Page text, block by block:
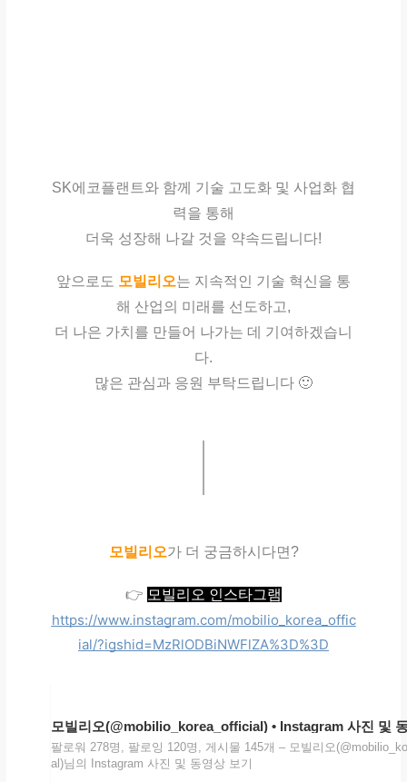
SK에코플랜트와 함께 기술 고도화 및 사업화 협
력을 통해
더욱 성장해 나갈 것을 약속드립니다!
앞으로도 모빌리오는 지속적인 기술 혁신을 통
해 산업의 미래를 선도하고,
더 나은 가치를 만들어 나가는 데 기여하겠습니
다.
많은 관심과 응원 부탁드립니다 🙂
모빌리오가 더 궁금하시다면?
👉 모빌리오 인스타그램
https://www.instagram.com/mobilio_korea_offic
ial/?igshid=MzRlODBiNWFlZA%3D%3D
모빌리오(@mobilio_korea_official) • Instagram 사진 및
팔로워 278명, 팔로잉 120명, 게시물 145개 – 모빌리오
al)님의 Instagram 사진 및 동영상 보기